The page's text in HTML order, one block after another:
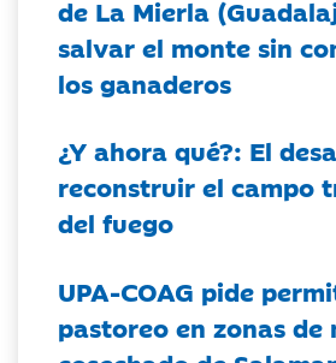
de La Mierla
salvar el monte sin
los ganaderos
¿Y ahora qué?: El
reconstruir el campo
del fuego
UPA-COAG pide
pastoreo en zonas de